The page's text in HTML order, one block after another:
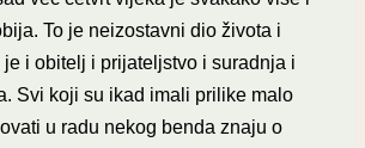
To je neizostavni dio života i
je i obitelj i prijateljstvo i suradnja i
Svi koji su ikad imali prilike malo
u radu nekog benda znaju o